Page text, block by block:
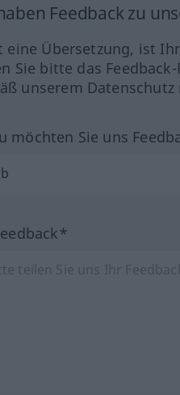
Feedback zu
eine Übersetzung, ist
Sie bitte das
unserem
möchten Sie uns